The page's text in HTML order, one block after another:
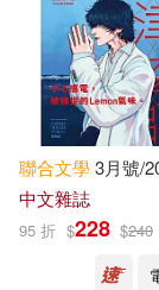
電子工業
社會科學
聯合文學3月號/
中文雜誌
95 折 $228 $240